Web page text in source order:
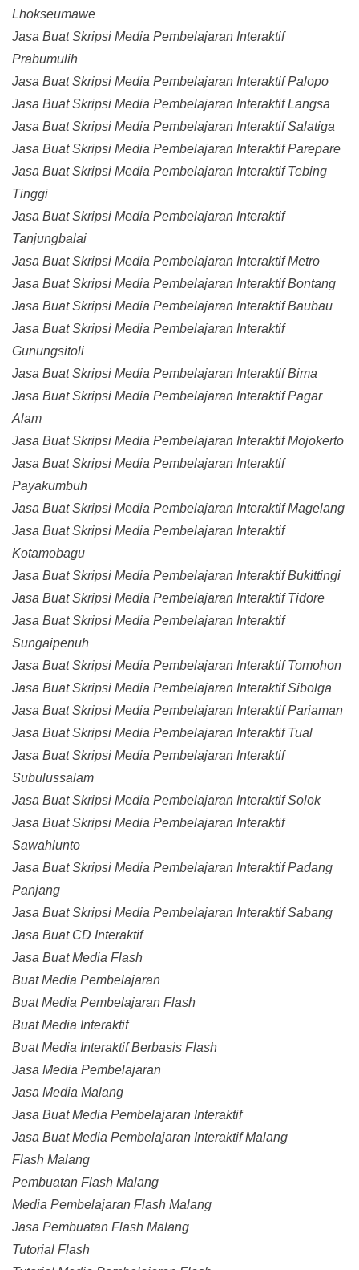
Lhokseumawe
Jasa Buat Skripsi Media Pembelajaran Interaktif
Prabumulih
Jasa Buat Skripsi Media Pembelajaran Interaktif Palopo
Jasa Buat Skripsi Media Pembelajaran Interaktif Langsa
Jasa Buat Skripsi Media Pembelajaran Interaktif Salatiga
Jasa Buat Skripsi Media Pembelajaran Interaktif Parepare
Jasa Buat Skripsi Media Pembelajaran Interaktif Tebing
Tinggi
Jasa Buat Skripsi Media Pembelajaran Interaktif
Tanjungbalai
Jasa Buat Skripsi Media Pembelajaran Interaktif Metro
Jasa Buat Skripsi Media Pembelajaran Interaktif Bontang
Jasa Buat Skripsi Media Pembelajaran Interaktif Baubau
Jasa Buat Skripsi Media Pembelajaran Interaktif
Gunungsitoli
Jasa Buat Skripsi Media Pembelajaran Interaktif Bima
Jasa Buat Skripsi Media Pembelajaran Interaktif Pagar
Alam
Jasa Buat Skripsi Media Pembelajaran Interaktif Mojokerto
Jasa Buat Skripsi Media Pembelajaran Interaktif
Payakumbuh
Jasa Buat Skripsi Media Pembelajaran Interaktif Magelang
Jasa Buat Skripsi Media Pembelajaran Interaktif
Kotamobagu
Jasa Buat Skripsi Media Pembelajaran Interaktif Bukittingi
Jasa Buat Skripsi Media Pembelajaran Interaktif Tidore
Jasa Buat Skripsi Media Pembelajaran Interaktif
Sungaipenuh
Jasa Buat Skripsi Media Pembelajaran Interaktif Tomohon
Jasa Buat Skripsi Media Pembelajaran Interaktif Sibolga
Jasa Buat Skripsi Media Pembelajaran Interaktif Pariaman
Jasa Buat Skripsi Media Pembelajaran Interaktif Tual
Jasa Buat Skripsi Media Pembelajaran Interaktif
Subulussalam
Jasa Buat Skripsi Media Pembelajaran Interaktif Solok
Jasa Buat Skripsi Media Pembelajaran Interaktif
Sawahlunto
Jasa Buat Skripsi Media Pembelajaran Interaktif Padang
Panjang
Jasa Buat Skripsi Media Pembelajaran Interaktif Sabang
Jasa Buat CD Interaktif
Jasa Buat Media Flash
Buat Media Pembelajaran
Buat Media Pembelajaran Flash
Buat Media Interaktif
Buat Media Interaktif Berbasis Flash
Jasa Media Pembelajaran
Jasa Media Malang
Jasa Buat Media Pembelajaran Interaktif
Jasa Buat Media Pembelajaran Interaktif Malang
Flash Malang
Pembuatan Flash Malang
Media Pembelajaran Flash Malang
Jasa Pembuatan Flash Malang
Tutorial Flash